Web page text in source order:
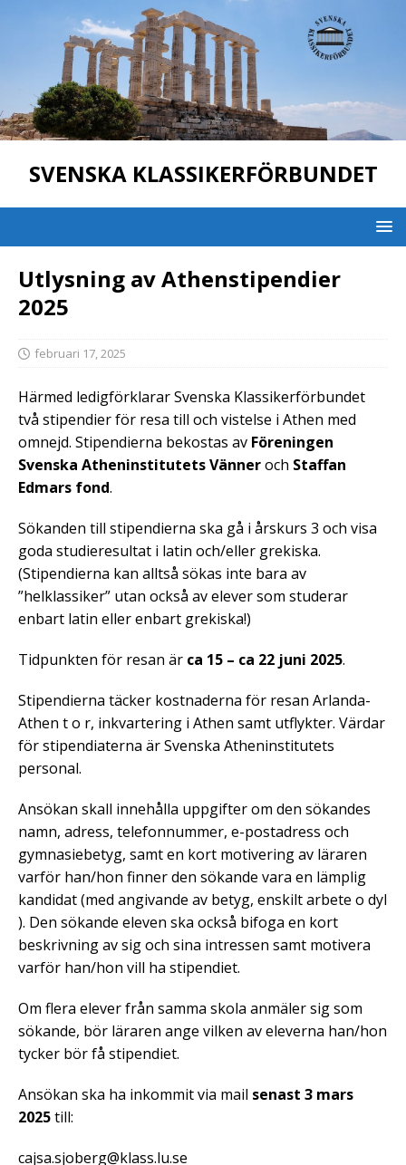
SVENSKA KLASSIKERFÖRBUNDET
Utlysning av Athenstipendier
2025
februari 17, 2025
Härmed ledigförklarar Svenska Klassikerförbundet
två stipendier för resa till och vistelse i Athen med
omnejd. Stipendierna bekostas av Föreningen
Svenska Atheninstitutets Vänneroch Staffan
Edmars fond.
Sökanden till stipendierna ska gå i årskurs 3 och visa
goda studieresultat i latin och/eller grekiska.
(Stipendierna kan alltså sökas inte bara av
”helklassiker” utan också av elever som studerar
enbart latin eller enbart grekiska!)
Tidpunkten för resan är ca 15 – ca 22 juni 2025.
Stipendierna täcker kostnaderna för resan Arlanda-
Athen t o r, inkvartering i Athen samt utflykter. Värdar
för stipendiaterna är Svenska Atheninstitutets
personal.
Ansökan skall innehålla uppgifter om den sökandes
namn, adress, telefonnummer, e-postadress och
gymnasiebetyg, samt en kort motivering av läraren
varför han/hon finner den sökande vara en lämplig
kandidat (med angivande av betyg, enskilt arbete o dyl
). Den sökande eleven ska också bifoga en kort
beskrivning av sig och sina intressen samt motivera
varför han/hon vill ha stipendiet.
Om flera elever från samma skola anmäler sig som
sökande, bör läraren ange vilken av eleverna han/hon
tycker bör få stipendiet.
Ansökan ska ha inkommit via mail senast 3 mars
2025till:
cajsa.sjoberg@klass.lu.se